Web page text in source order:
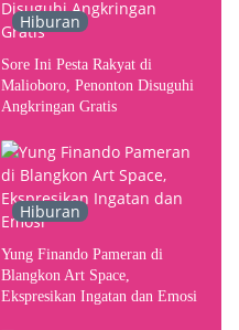
Hiburan
Sore Ini Pesta Rakyat di
Malioboro, Penonton Disuguhi
Angkringan Gratis
Hiburan
Yung Finando Pameran di
Blangkon Art Space,
Ekspresikan Ingatan dan Emosi